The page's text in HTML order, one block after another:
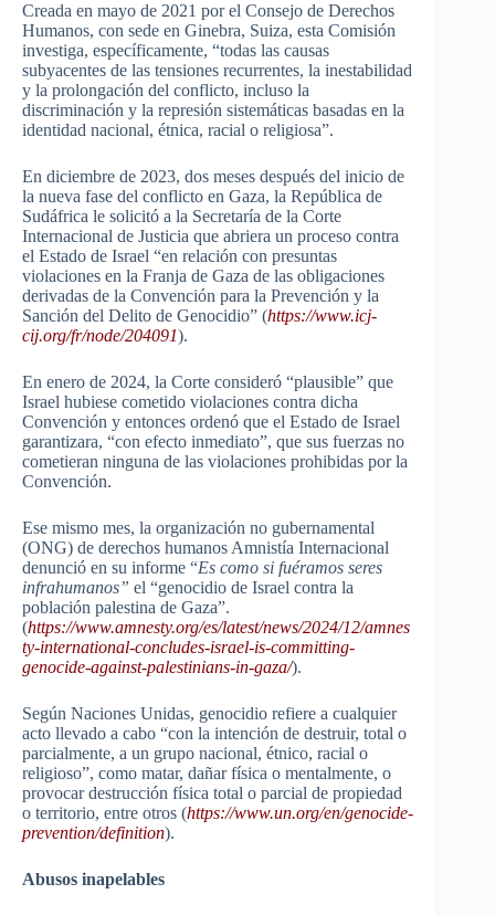
Creada en mayo de 2021 por el Consejo de Derechos
Humanos, con sede en Ginebra, Suiza, esta Comisión
investiga, específicamente, “todas las causas
subyacentes de las tensiones recurrentes, la inestabilidad
y la prolongación del conflicto, incluso la
discriminación y la represión sistemáticas basadas en la
identidad nacional, étnica, racial o religiosa”.
En diciembre de 2023, dos meses después del inicio de
la nueva fase del conflicto en Gaza, la República de
Sudáfrica le solicitó a la Secretaría de la Corte
Internacional de Justicia que abriera un proceso contra
el Estado de Israel “en relación con presuntas
violaciones en la Franja de Gaza de las obligaciones
derivadas de la Convención para la Prevención y la
Sanción del Delito de Genocidio” (https://www.icj-
cij.org/fr/node/204091).
En enero de 2024, la Corte consideró “plausible” que
Israel hubiese cometido violaciones contra dicha
Convención y entonces ordenó que el Estado de Israel
garantizara, “con efecto inmediato”, que sus fuerzas no
cometieran ninguna de las violaciones prohibidas por la
Convención.
Ese mismo mes, la organización no gubernamental
(ONG) de derechos humanos Amnistía Internacional
denunció en su informe “Es como si fuéramos seres
infrahumanos” el “genocidio de Israel contra la
población palestina de Gaza”.
(https://www.amnesty.org/es/latest/news/2024/12/amnes
ty-international-concludes-israel-is-committing-
genocide-against-palestinians-in-gaza/).
Según Naciones Unidas, genocidio refiere a cualquier
acto llevado a cabo “con la intención de destruir, total o
parcialmente, a un grupo nacional, étnico, racial o
religioso”, como matar, dañar física o mentalmente, o
provocar destrucción física total o parcial de propiedad
o territorio, entre otros (https://www.un.org/en/genocide-
prevention/definition).
Abusos inapelables